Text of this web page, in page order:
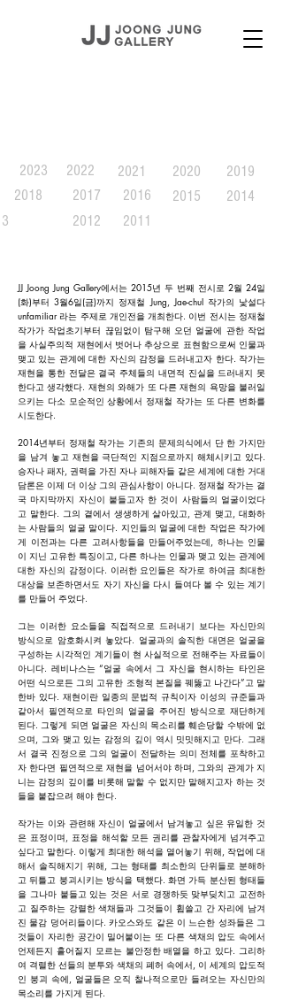
2023
2018
2022
2017
2012
2021
2016
2011
2020
2015
2019
2014
JJ Joong Jung Gallery에서는 2015년 두 번째 전시로 2월 24일
(화)부터 3월6일(금)까지 정재철 Jung, Jae-chul 작가의 낯설다
unfamiliar 라는 주제로 개인전을 개최한다. 이번 전시는 정재철
작가가 작업초기부터 끊임없이 탐구해 오던 얼굴에 관한 작업
을 사실주의적 재현에서 벗어나 추상으로 표현함으로써 인물과
맺고 있는 관계에 대한 자신의 감정을 드러내고자 한다. 작가는
재현을 통한 전달은 결국 주체들의 내면적 진실을 드러내지 못
한다고 생각했다. 재현의 와해가 또 다른 재현의 욕망을 불러일
으키는 다소 모순적인 상황에서 정재철 작가는 또 다른 변화를
시도한다.
2014년부터 정재철 작가는 기존의 문제의식에서 단 한 가지만
을 남겨 놓고 재현을 극단적인 지점으로까지 해체시키고 있다.
승자나 패자, 권력을 가진 자나 피해자들 같은 세계에 대한 거대
담론은 이제 더 이상 그의 관심사항이 아니다. 정재철 작가는 결
국 마지막까지 자신이 붙들고자 한 것이 사람들의 얼굴이었다
고 말한다. 그의 곁에서 생생하게 살아있고, 관계 맺고, 대화하
는 사람들의 얼굴 말이다. 지인들의 얼굴에 대한 작업은 작가에
게 이전과는 다른 고려사항들을 만들어주었는데, 하나는 인물
이 지닌 고유한 특징이고, 다른 하나는 인물과 맺고 있는 관계에
대한 자신의 감정이다. 이러한 요인들은 작가로 하여금 최대한
대상을 보존하면서도 자기 자신을 다시 들여다 볼 수 있는 계기
를 만들어 주었다.
그는 이러한 요소들을 직접적으로 드러내기 보다는 자신만의
방식으로 암호화시켜 놓았다. 얼굴과의 솔직한 대면은 얼굴을
구성하는 시각적인 계기들이 현 사실적으로 전해주는 자료들이
아니다. 레비나스는 “얼굴 속에서 그 자신을 현시하는 타인은
어떤 식으로든 그의 고유한 조형적 본질을 꿰뚫고 나간다”고 말
한바 있다. 재현이란 일종의 문법적 규칙이자 이성의 규준들과
같아서 필연적으로 타인의 얼굴을 주어진 방식으로 재단하게
된다. 그렇게 되면 얼굴은 자신의 목소리를 훼손당할 수밖에 없
으며, 그와 맺고 있는 감정의 깊이 역시 밋밋해지고 만다. 그래
서 결국 진정으로 그의 얼굴이 전달하는 의미 전체를 포착하고
자 한다면 필연적으로 재현을 넘어서야 하며, 그와의 관계가 지
니는 감정의 깊이를 비롯해 말할 수 없지만 말해지고자 하는 것
들을 붙잡으려 해야 한다.
작가는 이와 관련해 자신이 얼굴에서 남겨놓고 싶은 유일한 것
은 표정이며, 표정을 해석할 모든 권리를 관찰자에게 넘겨주고
싶다고 말한다. 이렇게 최대한 해석을 열어놓기 위해, 작업에 대
해서 솔직해지기 위해, 그는 형태를 최소한의 단위들로 분해하
고 뒤틀고 붕괴시키는 방식을 택했다. 화면 가득 분산된 형태들
을 그나마 붙들고 있는 것은 서로 경쟁하듯 맞부딪치고 교전하
고 질주하는 강렬한 색채들과 그것들이 휩쓸고 간 자리에 남겨
진 물감 덩어리들이다. 카오스와도 같은 이 느슨한 성좌들은 그
것들이 자리한 공간이 밀어붙이는 또 다른 색채의 압도 속에서
언제든지 흩어질지 모르는 불안정한 배열을 하고 있다. 그리하
여 격렬한 선들의 분투와 색채의 폐허 속에서, 이 세계의 압도적
인 붕괴 속에, 얼굴들은 오직 찰나적으로만 들려오는 자신만의
목소리를 가지게 된다.